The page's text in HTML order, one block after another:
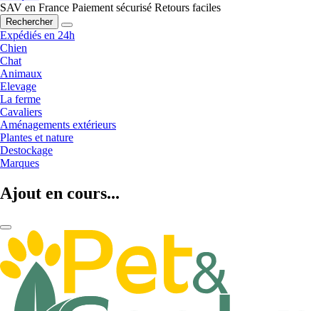
SAV en France Paiement sécurisé Retours faciles
Rechercher
Expédiés en 24h
Chien
Chat
Animaux
Elevage
La ferme
Cavaliers
Aménagements extérieurs
Plantes et nature
Destockage
Marques
Ajout en cours...